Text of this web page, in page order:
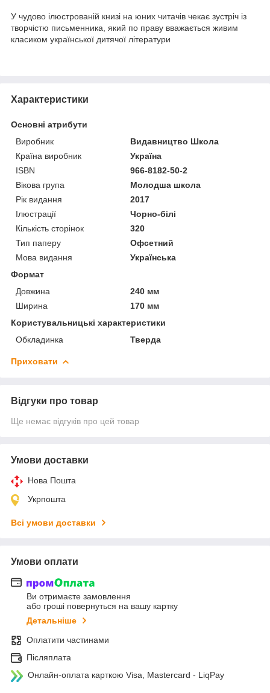
У чудово ілюстрованій книзі на юних читачів чекає зустріч із
творчістю письменника, який по праву вважається живим
класиком української дитячої літератури
Характеристики
Основні атрибути
Виробник
Видавництво Школа
Країна виробник
Україна
ISBN
966-8182-50-2
Вікова група
Молодша школа
Рік видання
2017
Ілюстрації
Чорно-білі
Кількість сторінок
320
Тип паперу
Офсетний
Мова видання
Українська
Формат
Довжина
240 мм
Ширина
170 мм
Користувальницькі характеристики
Обкладинка
Тверда
Приховати
Відгуки про товар
Ще немає відгуків про цей товар
Умови доставки
Нова Пошта
Укрпошта
Всі умови доставки
Умови оплати
Ви отримаєте замовлення
або гроші повернуться на вашу картку
Детальніше
Оплатити частинами
Післяплата
Онлайн-оплата карткою Visa, Mastercard - LiqPay